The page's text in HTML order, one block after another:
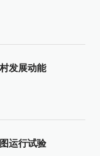
发展动能
运行试验